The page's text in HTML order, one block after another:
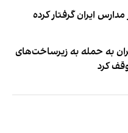
ایران گرفتار کرده
به حمله به زیرساخت‌های
کرد